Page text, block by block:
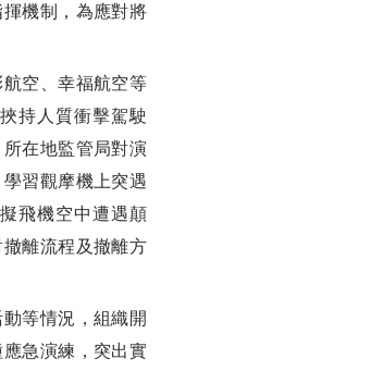
機制，為應對將
空、幸福航空等
持人質衝擊駕駛
在地監管局對演
習觀摩機上突遇
飛機空中遭遇顛
離流程及撤離方
等情況，組織開
急演練，突出實